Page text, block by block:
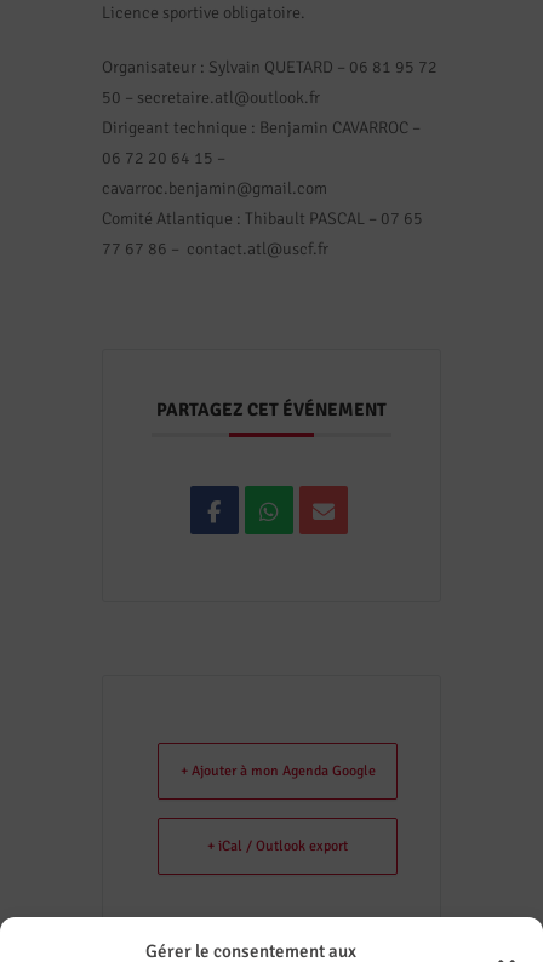
Gérer le consentement aux
Licence sportive obligatoire.
Organisateur : Sylvain QUETARD – 06 81 95 72
50 – secretaire.atl@outlook.fr
Dirigeant technique : Benjamin CAVARROC –
06 72 20 64 15 –
cavarroc.benjamin@gmail.com
Comité Atlantique : Thibault PASCAL – 07 65
77 67 86 – contact.atl@uscf.fr
PARTAGEZ CET ÉVÉNEMENT
+ Ajouter à mon Agenda Google
+ iCal / Outlook export